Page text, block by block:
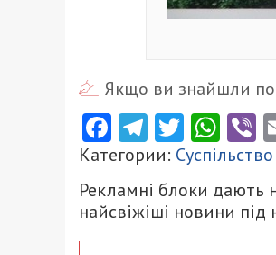
Якщо ви знайшли
Facebook
Telegram
Twitter
Категории: Суспільство
Рекламні блоки дають
найсвіжіші новини під